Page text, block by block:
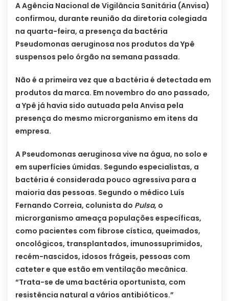
A Agência Nacional de Vigilância Sanitária (Anvisa)
confirmou, durante reunião da diretoria colegiada
na quarta-feira, a presença da bactéria
Pseudomonas aeruginosa nos produtos da Ypê
suspensos pelo órgão na semana passada.
Não é a primeira vez que a bactéria é detectada em
produtos da marca. Em novembro do ano passado,
a Ypê já havia sido autuada pela Anvisa pela
presença do mesmo microrganismo em itens da
empresa.
A Pseudomonas aeruginosa vive na água, no solo e
em superfícies úmidas. Segundo especialistas, a
bactéria é considerada pouco agressiva para a
maioria das pessoas. Segundo o médico Luís
Fernando Correia, colunista do Pulsa, o
microrganismo ameaça populações específicas,
como pacientes com fibrose cística, queimados,
oncológicos, transplantados, imunossuprimidos,
recém-nascidos, idosos frágeis, pessoas com
cateter e que estão em ventilação mecânica.
“Trata-se de uma bactéria oportunista, com
resistência natural a vários antibióticos.”